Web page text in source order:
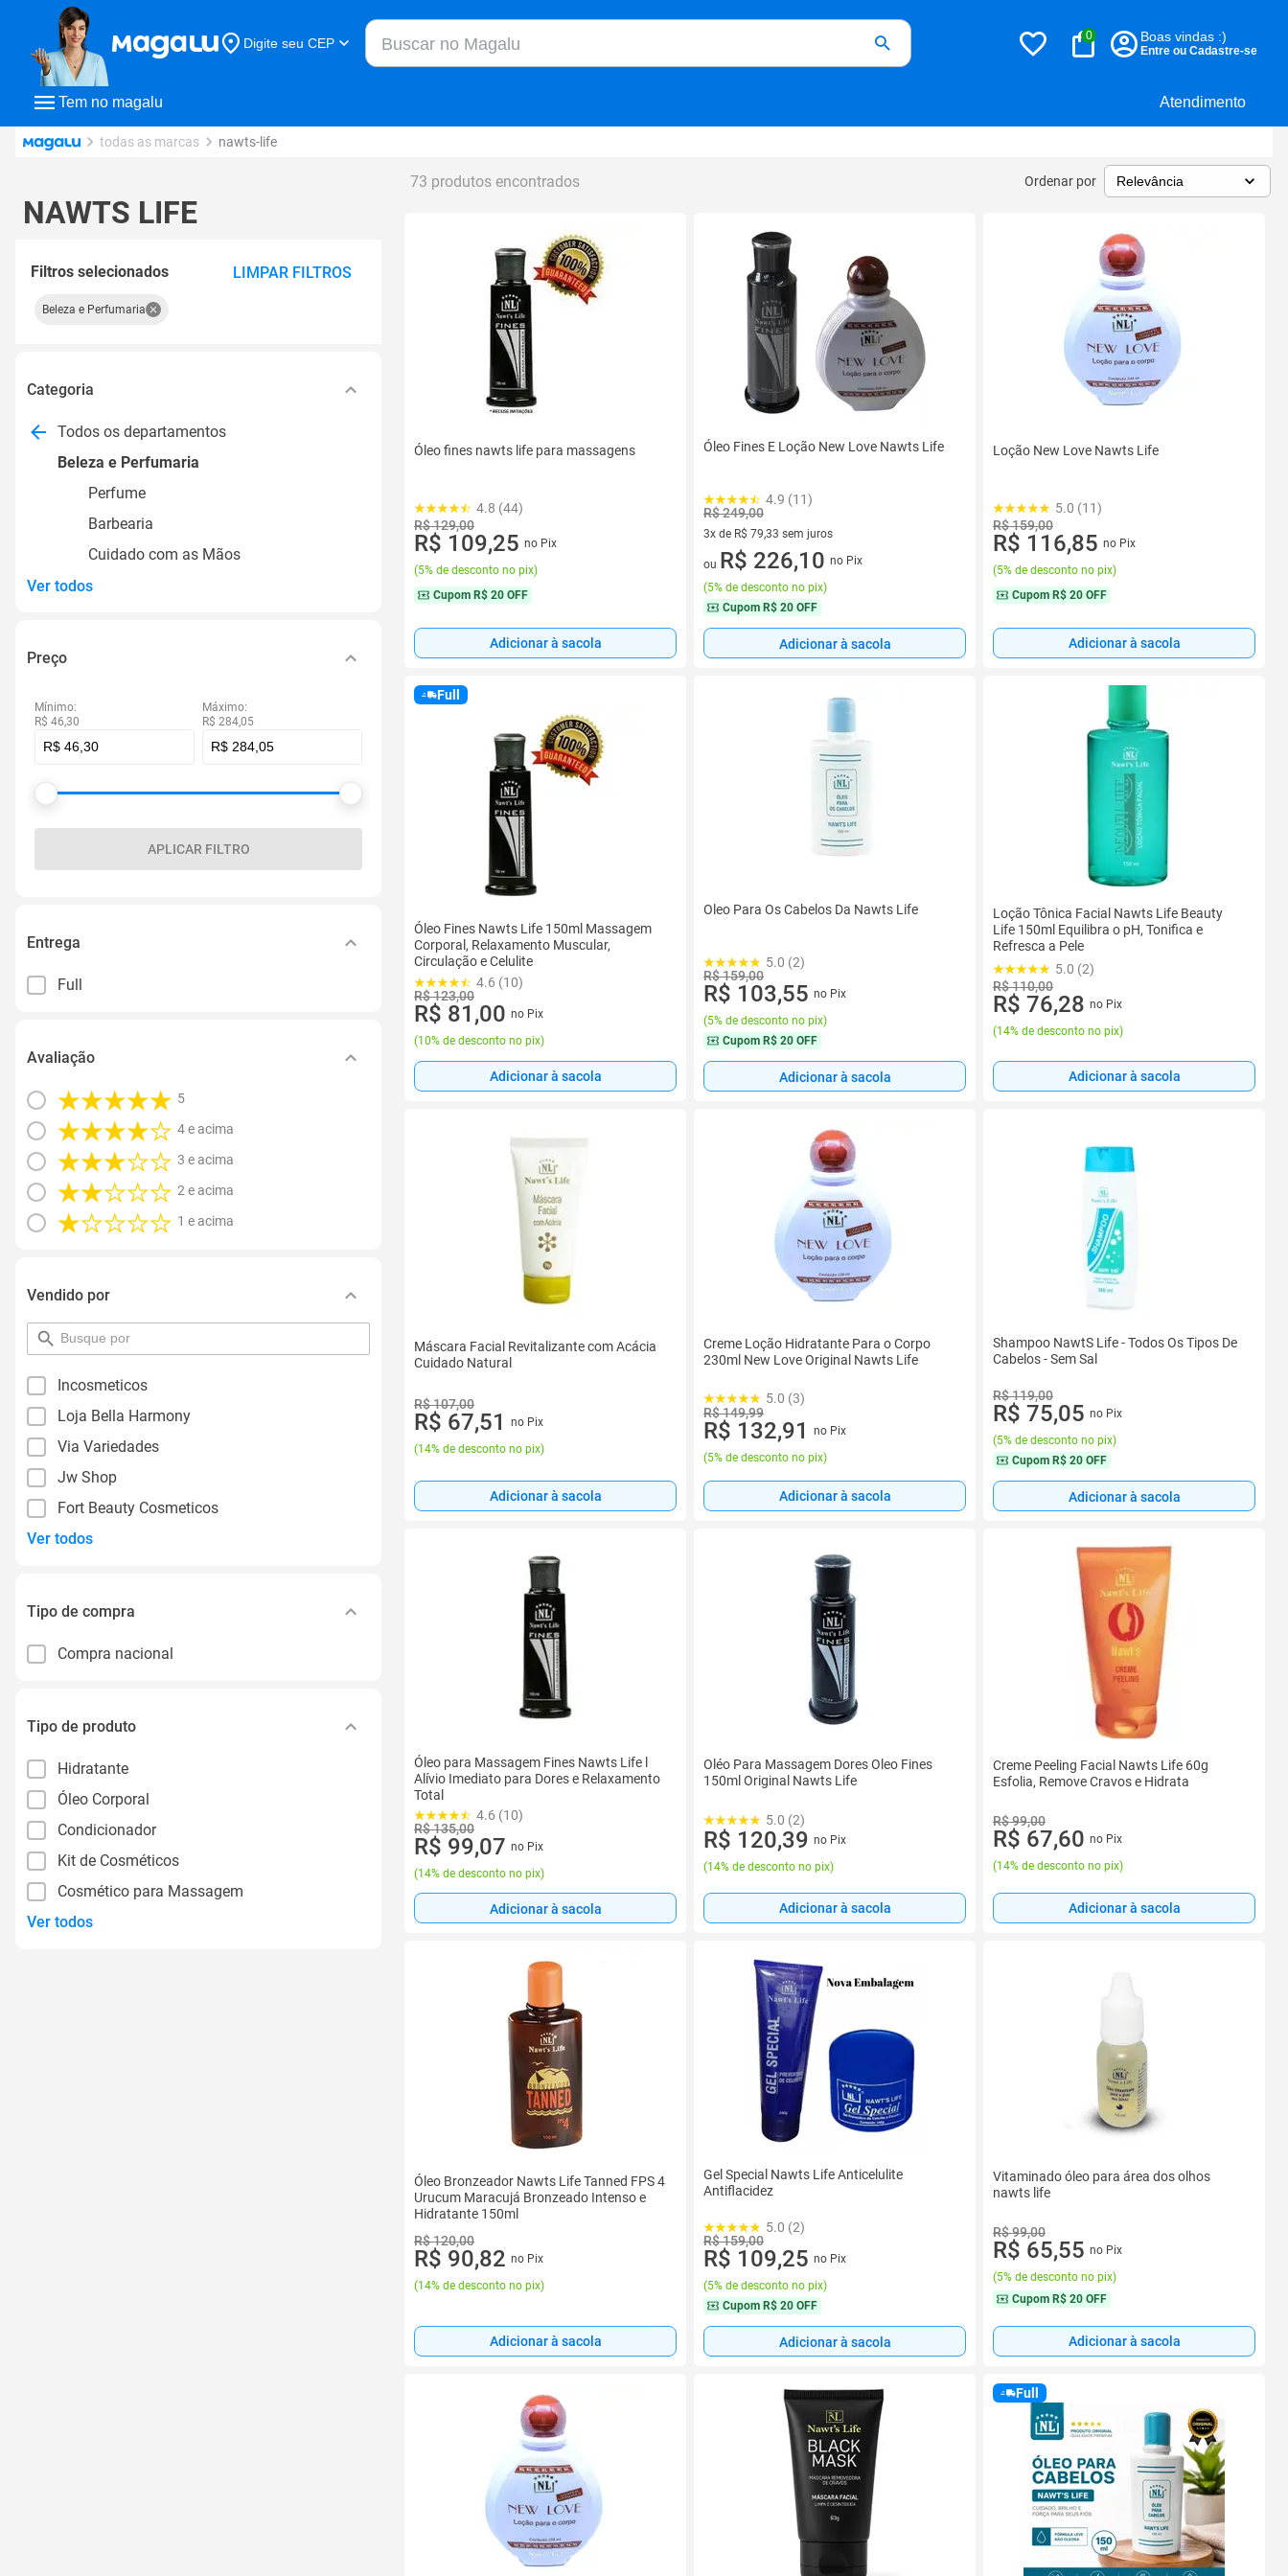
Tem no magalu Atendimento
Digite seu CEP
Buscar no Magalu
0 Boas vindas :)
Entre ou Cadastre-se
todas as marcas nawts-life
NAWTS LIFE
Filtros selecionados LIMPAR FILTROS
Beleza e Perfumaria
Categoria
Todos os departamentos
Beleza e Perfumaria
Perfume
Barbearia
Cuidado com as Mãos
Ver todos
Preço
Mínimo:
R$ 46,30
Máximo:
R$ 284,05
APLICAR FILTRO
Entrega
Full
Avaliação
5
4 e acima
3 e acima
2 e acima
1 e acima
Vendido por
pesquisar
por
Incosmeticos
Loja Bella Harmony
Via Variedades
Jw Shop
Fort Beauty Cosmeticos
Ver todos
Tipo de compra
Compra nacional
Tipo de produto
Hidratante
Óleo Corporal
Condicionador
Kit de Cosméticos
Cosmético para Massagem
Ver todos
73 produtos encontrados Ordenar por
Óleo fines nawts life para massagens
4.8 (44)
R$ 129,00
R$ 109,25 no Pix
(5% de desconto no pix)
Cupom R$ 20 OFF
Adicionar à sacola
Óleo Fines E Loção New Love Nawts Life
4.9 (11)
R$ 249,00
3x de R$ 79,33 sem juros
3 vez de R$ 79,33 sem juros
ou R$ 226,10 no Pix
(5% de desconto no pix)
Cupom R$ 20 OFF
Adicionar à sacola
Loção New Love Nawts Life
5.0 (11)
R$ 159,00
R$ 116,85 no Pix
(5% de desconto no pix)
Cupom R$ 20 OFF
Adicionar à sacola
Full
Óleo Fines Nawts Life 150ml Massagem
Corporal, Relaxamento Muscular,
Circulação e Celulite
4.6 (10)
R$ 123,00
R$ 81,00 no Pix
(10% de desconto no pix)
Adicionar à sacola
Oleo Para Os Cabelos Da Nawts Life
5.0 (2)
R$ 159,00
R$ 103,55 no Pix
(5% de desconto no pix)
Cupom R$ 20 OFF
Adicionar à sacola
Loção Tônica Facial Nawts Life Beauty
Life 150ml Equilibra o pH, Tonifica e
Refresca a Pele
5.0 (2)
R$ 110,00
R$ 76,28 no Pix
(14% de desconto no pix)
Adicionar à sacola
Máscara Facial Revitalizante com Acácia
Cuidado Natural
R$ 107,00
R$ 67,51
no Pix
(14% de desconto no pix)
Adicionar à sacola
Creme Loção Hidratante Para o Corpo
230ml New Love Original Nawts Life
5.0 (3)
R$ 149,99
R$ 132,91
no Pix
(5% de desconto no pix)
Adicionar à sacola
Shampoo NawtS Life - Todos Os Tipos De
Cabelos - Sem Sal
R$ 119,00
R$ 75,05 no Pix
(5% de desconto no pix)
Cupom R$ 20 OFF
Adicionar à sacola
Óleo para Massagem Fines Nawts Life l
Alívio Imediato para Dores e Relaxamento
Total
4.6 (10)
R$ 135,00
R$ 99,07 no Pix
(14% de desconto no pix)
Adicionar à sacola
Oléo Para Massagem Dores Oleo Fines
150ml Original Nawts Life
5.0 (2)
R$ 120,39 no Pix
(14% de desconto no pix)
Adicionar à sacola
Creme Peeling Facial Nawts Life 60g
Esfolia, Remove Cravos e Hidrata
R$ 99,00
R$ 67,60 no Pix
(14% de desconto no pix)
Adicionar à sacola
Óleo Bronzeador Nawts Life Tanned FPS 4
Urucum Maracujá Bronzeado Intenso e
Hidratante 150ml
R$ 120,00
R$ 90,82 no Pix
(14% de desconto no pix)
Adicionar à sacola
Gel Special Nawts Life Anticelulite
Antiflacidez
5.0 (2)
R$ 159,00
R$ 109,25 no Pix
(5% de desconto no pix)
Cupom R$ 20 OFF
Adicionar à sacola
Vitaminado óleo para área dos olhos
nawts life
R$ 99,00
R$ 65,55 no Pix
(5% de desconto no pix)
Cupom R$ 20 OFF
Adicionar à sacola
Full